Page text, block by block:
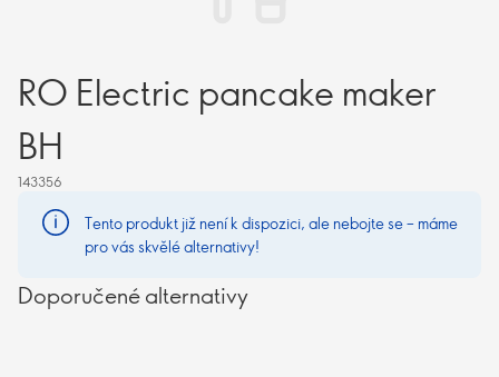
RO Electric pancake maker
BH
143356
Tento produkt již není k dispozici, ale nebojte se – máme
pro vás skvělé alternativy!
Doporučené alternativy